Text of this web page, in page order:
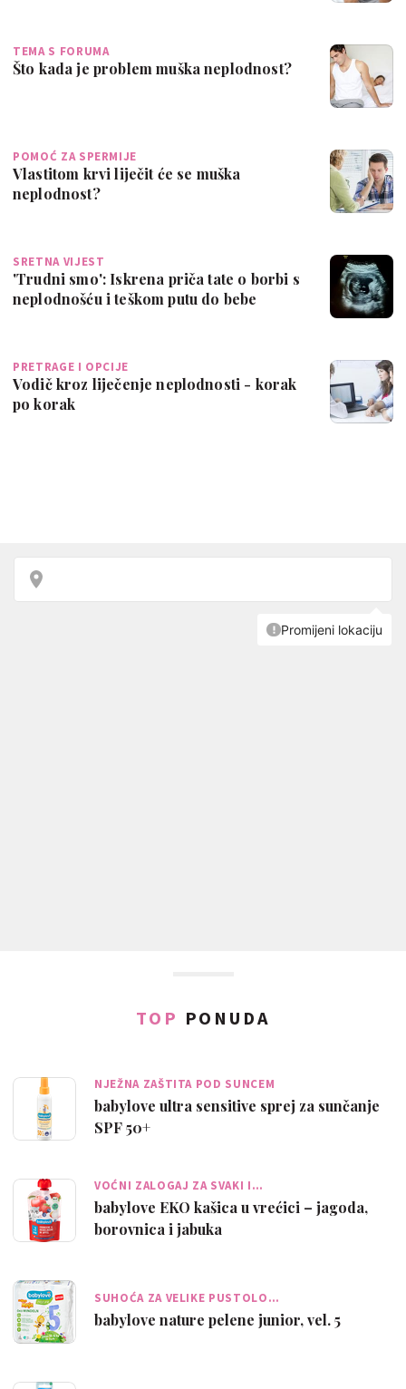
TEMA S FORUMA
Što kada je problem muška neplodnost?
POMOĆ ZA SPERMIJE
Vlastitom krvi liječit će se muška
neplodnost?
SRETNA VIJEST
'Trudni smo': Iskrena priča tate o borbi s
neplodnošću i teškom putu do bebe
PRETRAGE I OPCIJE
Vodič kroz liječenje neplodnosti - korak
po korak
TOP PONUDA
NJEŽNA ZAŠTITA POD SUNCEM
babylove ultra sensitive sprej za sunčanje
SPF 50+
VOĆNI ZALOGAJ ZA SVAKI I…
babylove EKO kašica u vrećici – jagoda,
borovnica i jabuka
SUHOĆA ZA VELIKE PUSTOLO…
babylove nature pelene junior, vel. 5